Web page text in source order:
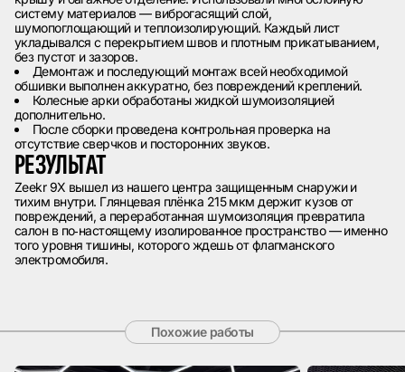
систему материалов — виброгасящий слой,
шумопоглощающий и теплоизолирующий. Каждый лист
укладывался с перекрытием швов и плотным прикатыванием,
без пустот и зазоров.
Демонтаж и последующий монтаж всей необходимой
обшивки выполнен аккуратно, без повреждений креплений.
Колесные арки обработаны жидкой шумоизоляцией
дополнительно.
После сборки проведена контрольная проверка на
отсутствие сверчков и посторонних звуков.
РЕЗУЛЬТАТ
Zeekr 9X вышел из нашего центра защищенным снаружи и
тихим внутри. Глянцевая плёнка 215 мкм держит кузов от
повреждений, а переработанная шумоизоляция превратила
салон в по‑настоящему изолированное пространство — именно
того уровня тишины, которого ждешь от флагманского
электромобиля.
Похожие работы